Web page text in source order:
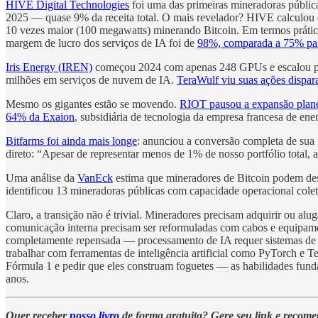
HIVE Digital Technologies foi uma das primeiras mineradoras
2025 — quase 9% da receita total. O mais revelador? HIVE calculou
10 vezes maior (100 megawatts) minerando Bitcoin. Em termos
margem de lucro dos serviços de IA foi de 98%, comparada a 75%
Iris Energy (IREN) começou 2024 com apenas 248 GPUs e
milhões em serviços de nuvem de IA. TeraWulf viu suas ações
Mesmo os gigantes estão se movendo. RIOT pausou a expansão
64% da Exaion, subsidiária de tecnologia da empresa francesa de
Bitfarms foi ainda mais longe: anunciou a conversão completa de
direto: “Apesar de representar menos de 1% de nosso portfólio
Uma análise da VanEck estima que mineradores de Bitcoin podem
identificou 13 mineradoras públicas com capacidade operacional
Claro, a transição não é trivial. Mineradores precisam adquirir ou
comunicação interna precisam ser reformuladas com cabos e
completamente repensada — processamento de IA requer sistemas
trabalhar com ferramentas de inteligência artificial como PyTorch e
Fórmula 1 e pedir que eles construam foguetes — as habilidades
anos.